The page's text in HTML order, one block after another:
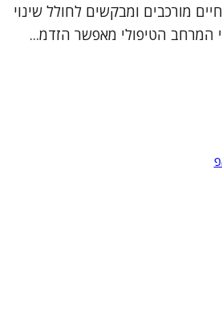
מורכבים ומבקשים לחולל שינוי
המרחב הטיפולי מאפשר הזדמ...